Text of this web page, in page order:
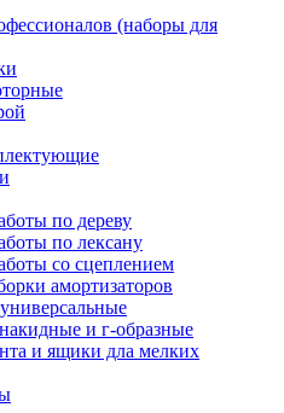
(наборы для
по дереву
по лексану
со сцеплением
амортизаторов
и г-образные
и ящики дла мелких